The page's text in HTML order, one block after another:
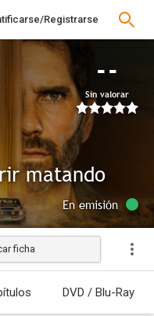
Registrarse
--
Sin valorar
matando
En emisión
ficha
DVD / Blu-Ray